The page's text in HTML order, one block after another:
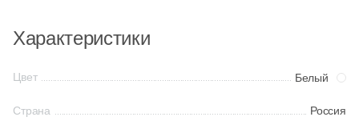
Китай
Индия
Характеристики
Цвет Белый
Страна Россия